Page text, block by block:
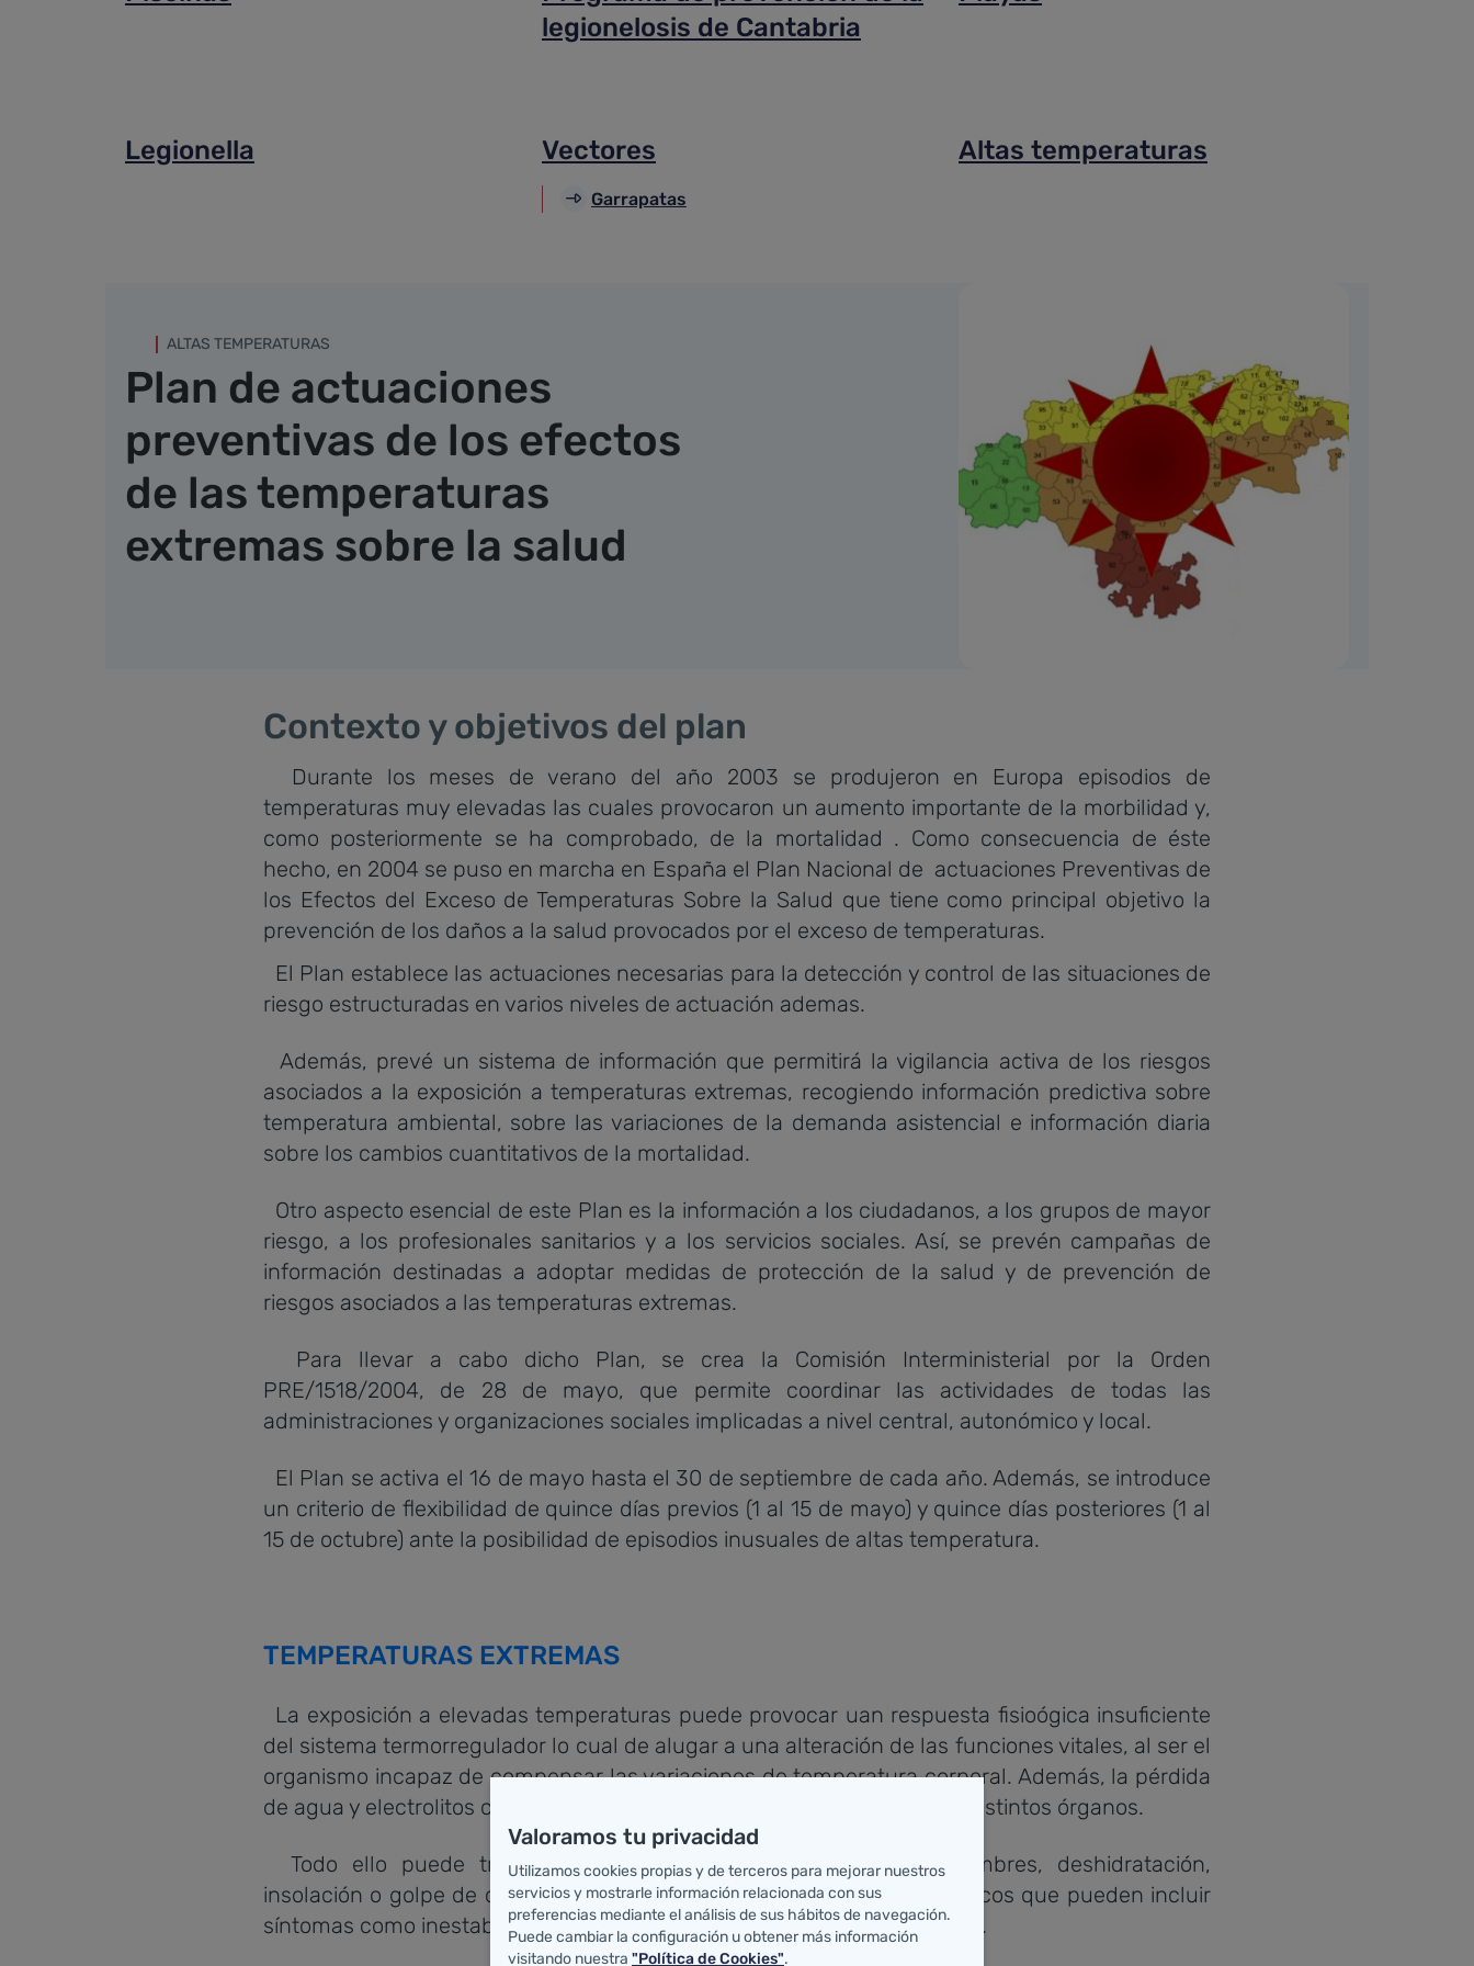
legionelosis de Cantabria
Legionella Vectores
Garrapatas
Altas temperaturas
ALTAS TEMPERATURAS
Plan de actuaciones
preventivas de los efectos
de las temperaturas
extremas sobre la salud
Contexto y objetivos del plan
Durante los meses de verano del año 2003 se produjeron en Europa episodios de
temperaturas muy elevadas las cuales provocaron un aumento importante de la morbilidad y,
como posteriormente se ha comprobado, de la mortalidad . Como consecuencia de éste
hecho, en 2004 se puso en marcha en España el Plan Nacional de actuaciones Preventivas de
los Efectos del Exceso de Temperaturas Sobre la Salud que tiene como principal objetivo la
prevención de los daños a la salud provocados por el exceso de temperaturas.
El Plan establece las actuaciones necesarias para la detección y control de las situaciones de
riesgo estructuradas en varios niveles de actuación ademas.
Además, prevé un sistema de información que permitirá la vigilancia activa de los riesgos
asociados a la exposición a temperaturas extremas, recogiendo información predictiva sobre
temperatura ambiental, sobre las variaciones de la demanda asistencial e información diaria
sobre los cambios cuantitativos de la mortalidad.
Otro aspecto esencial de este Plan es la información a los ciudadanos, a los grupos de mayor
riesgo, a los profesionales sanitarios y a los servicios sociales. Así, se prevén campañas de
información destinadas a adoptar medidas de protección de la salud y de prevención de
riesgos asociados a las temperaturas extremas.
Para llevar a cabo dicho Plan, se crea la Comisión Interministerial por la Orden
PRE/1518/2004, de 28 de mayo, que permite coordinar las actividades de todas las
administraciones y organizaciones sociales implicadas a nivel central, autonómico y local.
El Plan se activa el 16 de mayo hasta el 30 de septiembre de cada año. Además, se introduce
un criterio de flexibilidad de quince días previos (1 al 15 de mayo) y quince días posteriores (1 al
15 de octubre) ante la posibilidad de episodios inusuales de altas temperatura.
TEMPERATURAS EXTREMAS
La exposición a elevadas temperaturas puede provocar uan respuesta fisioógica insuficiente
del sistema termorregulador lo cual de alugar a una alteración de las funciones vitales, al ser el
organismo incapaz de compensar las variaciones de temperatura corporal. Además, la pérdida
de agua y electrolitos contribuye a la alteración del funcionamiento de distintos órganos.
Todo ello puede traducirse en problemas de salud como calambres, deshidratación,
insolación o golpe de calor que puede provocar problemas multiorgánicos que pueden incluir
síntomas como inestabilidad de la marcha, convulsiones e incluso coma.
Valoramos tu privacidad
Utilizamos cookies propias y de terceros para mejorar nuestros
servicios y mostrarle información relacionada con sus
preferencias mediante el análisis de sus hábitos de navegación.
Puede cambiar la configuración u obtener más información
visitando nuestra "Política de Cookies".